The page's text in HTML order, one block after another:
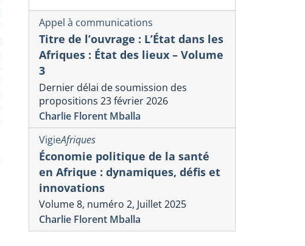
Appel à communications
Titre de l’ouvrage : L’État dans les
Afriques : État des lieux – Volume
3
Dernier délai de soumission des
propositions 23 février 2026
Charlie Florent Mballa
VigieAfriques
Économie politique de la santé
en Afrique : dynamiques, défis et
innovations
Volume 8, numéro 2, Juillet 2025
Charlie Florent Mballa